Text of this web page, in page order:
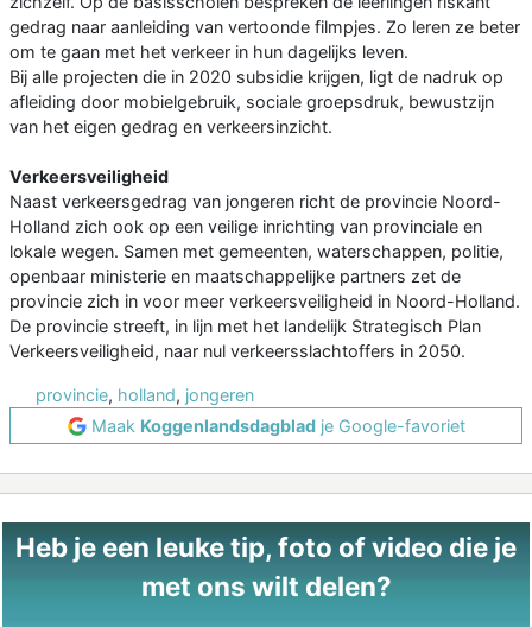
gedrag naar aanleiding van vertoonde filmpjes. Zo leren ze beter
om te gaan met het verkeer in hun dagelijks leven.
Bij alle projecten die in 2020 subsidie krijgen, ligt de nadruk op
afleiding door mobielgebruik, sociale groepsdruk, bewustzijn
van het eigen gedrag en verkeersinzicht.
Verkeersveiligheid
Naast verkeersgedrag van jongeren richt de provincie Noord-
Holland zich ook op een veilige inrichting van provinciale en
lokale wegen. Samen met gemeenten, waterschappen, politie,
openbaar ministerie en maatschappelijke partners zet de
provincie zich in voor meer verkeersveiligheid in Noord-Holland.
De provincie streeft, in lijn met het landelijk Strategisch Plan
Verkeersveiligheid, naar nul verkeersslachtoffers in 2050.
provincie, holland, jongeren
Maak Koggenlandsdagbladje Google-favoriet
Heb je een leuke tip, foto of video die je
met ons wilt delen?